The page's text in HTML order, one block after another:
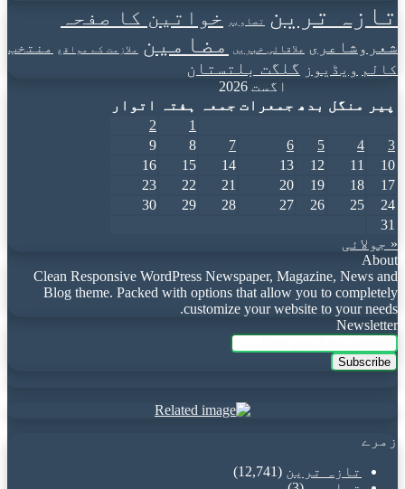
تازہ ترین تصاویر خواتین کا صفحہ
شعروشاعری علاقائی خبریں مضامین ملازمت کے مواقع
منتخب
کالم ویڈیوز گلگت بلتستان
اگست 2026
پیر
منگل بدھ جمعرات جمعہ ہفتہ
اتوار
1
2
3
4
5
6
7
8
9
10
11
12
13
14
15
16
17
18
19
20
21
22
23
24
25
26
27
28
29
30
31
« جولائی
About
Clean Responsive WordPress Newspaper, Magazine, News and
Blog theme. Packed with options that allow you to completely
customize your website to your needs.
Newsletter
Enter
your
Email
زمرے
تازہ ترین (12,741)